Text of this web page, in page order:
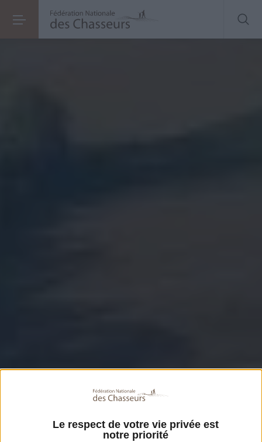
Le respect de votre vie privée est
notre priorité